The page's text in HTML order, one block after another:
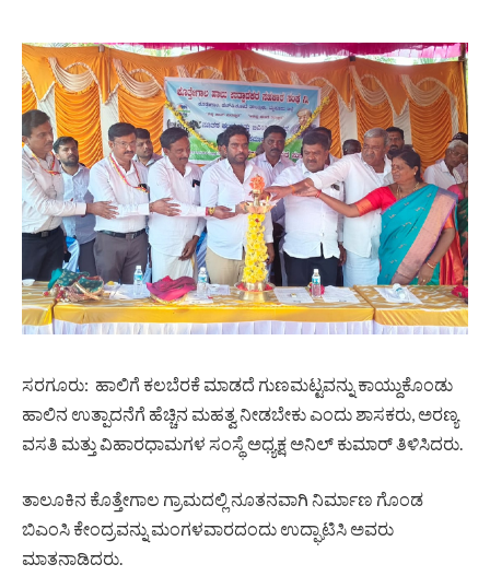
ಸರಗೂರು: ಹಾಲಿಗೆ ಕಲಬೆರಕೆ ಮಾಡದೆ ಗುಣಮಟ್ಟವನ್ನು ಕಾಯ್ದುಕೊಂಡು
ಹಾಲಿನ ಉತ್ಪಾದನೆಗೆ ಹೆಚ್ಚಿನ ಮಹತ್ವ ನೀಡಬೇಕು ಎಂದು ಶಾಸಕರು, ಅರಣ್ಯ
ವಸತಿ ಮತ್ತು ವಿಹಾರಧಾಮಗಳ‌ ಸಂಸ್ಥೆ ಅಧ್ಯಕ್ಷ ಅನಿಲ್ ಕುಮಾರ್ ತಿಳಿಸಿದರು.
ತಾಲೂಕಿನ ಕೊತ್ತೇಗಾಲ ಗ್ರಾಮದಲ್ಲಿ ನೂತನವಾಗಿ ನಿರ್ಮಾಣ ಗೊಂಡ
ಬಿಎಂಸಿ ಕೇಂದ್ರವನ್ನು ಮಂಗಳವಾರದಂದು ಉದ್ಘಾಟಿಸಿ ಅವರು
ಮಾತನಾಡಿದರು.